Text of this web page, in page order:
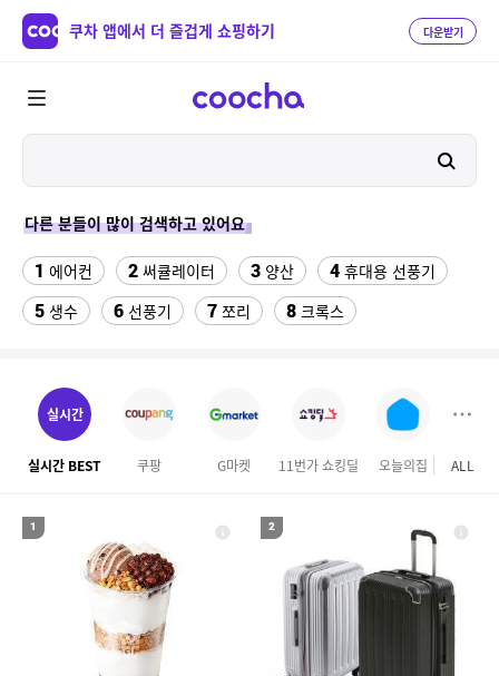
쿠차 앱에서 더 즐겁게 쇼핑하기 다운받기
다른 분들이 많이 검색하고 있어요
1 에어컨 2 써큘레이터 3 양산 4 휴대용 선풍기
5 생수 6 선풍기 7 쪼리 8 크록스
12 여자라인 댄스복
14 다이소C타입 to HDMI 미러링 케이블 대나무돗자리
16 포켓몬 카드 뱀부3겹대나무화장지 18 가디건
성인용세발자전거중고
ALL
실시간
실시간 BEST 쿠팡 G마켓 11번가 쇼킹딜 오늘의집 GS
1 2